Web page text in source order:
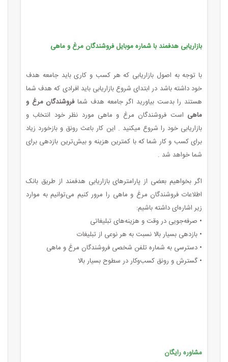
بازاریابی هدفمند با شماره موبایل فروشندگان مرغ و ماهی
با توجه به اصول بازاریابی که هر کسب ‌و کاری باید جامعه هدف
خود داشته باشد در ابتدای شروع بازاریابی باید افرادی که هدف شما
هستند را بدست بیاورید اگر جامعه هدف شمافروشندگان مرغ و
ماهی است فروشندگان مرغ و ماهی مورد نظر خود انتخاب و
بازاریابی خود را شروع میکنید . این کار باعث رونق و بازخورد زیاد
برای کسب ‌و کار شما که با کمترین هزینه و بیش‌ترین بازدهی برای
شما خواهد شد .
اگر بخواهیم بعضی از پارامترهای بازاریابی هدفمند از طریق بانک
اطلاعات فروشندگان مرغ و ماهی را مرور کنیم می‌توانیم به موارد
زیر اشاره‌ای داشته باشیم:
• صرفه‌جویی در وقت و هزینه‌های تبلیغاتی
• بازدهی بسیار بالا نسبت به هر نوعی از تبلیغات
• دسترسی به شماره تلفن شخصی فروشندگان مرغ و ماهی
• گسترش و رونق کسب‌وکار در سطوح بسیار بالا
مشاوره رایگان